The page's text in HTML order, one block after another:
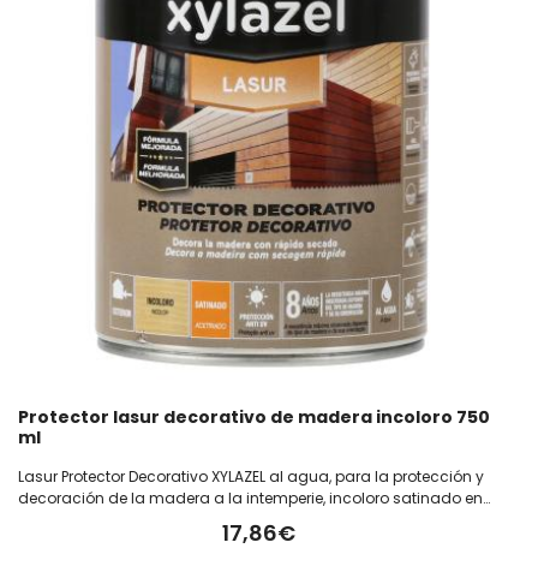
Protector lasur decorativo de madera incoloro 750
ml
Lasur Protector Decorativo XYLAZEL al agua, para la protección y
decoración de la madera a la intemperie, incoloro satinado en
17,86€